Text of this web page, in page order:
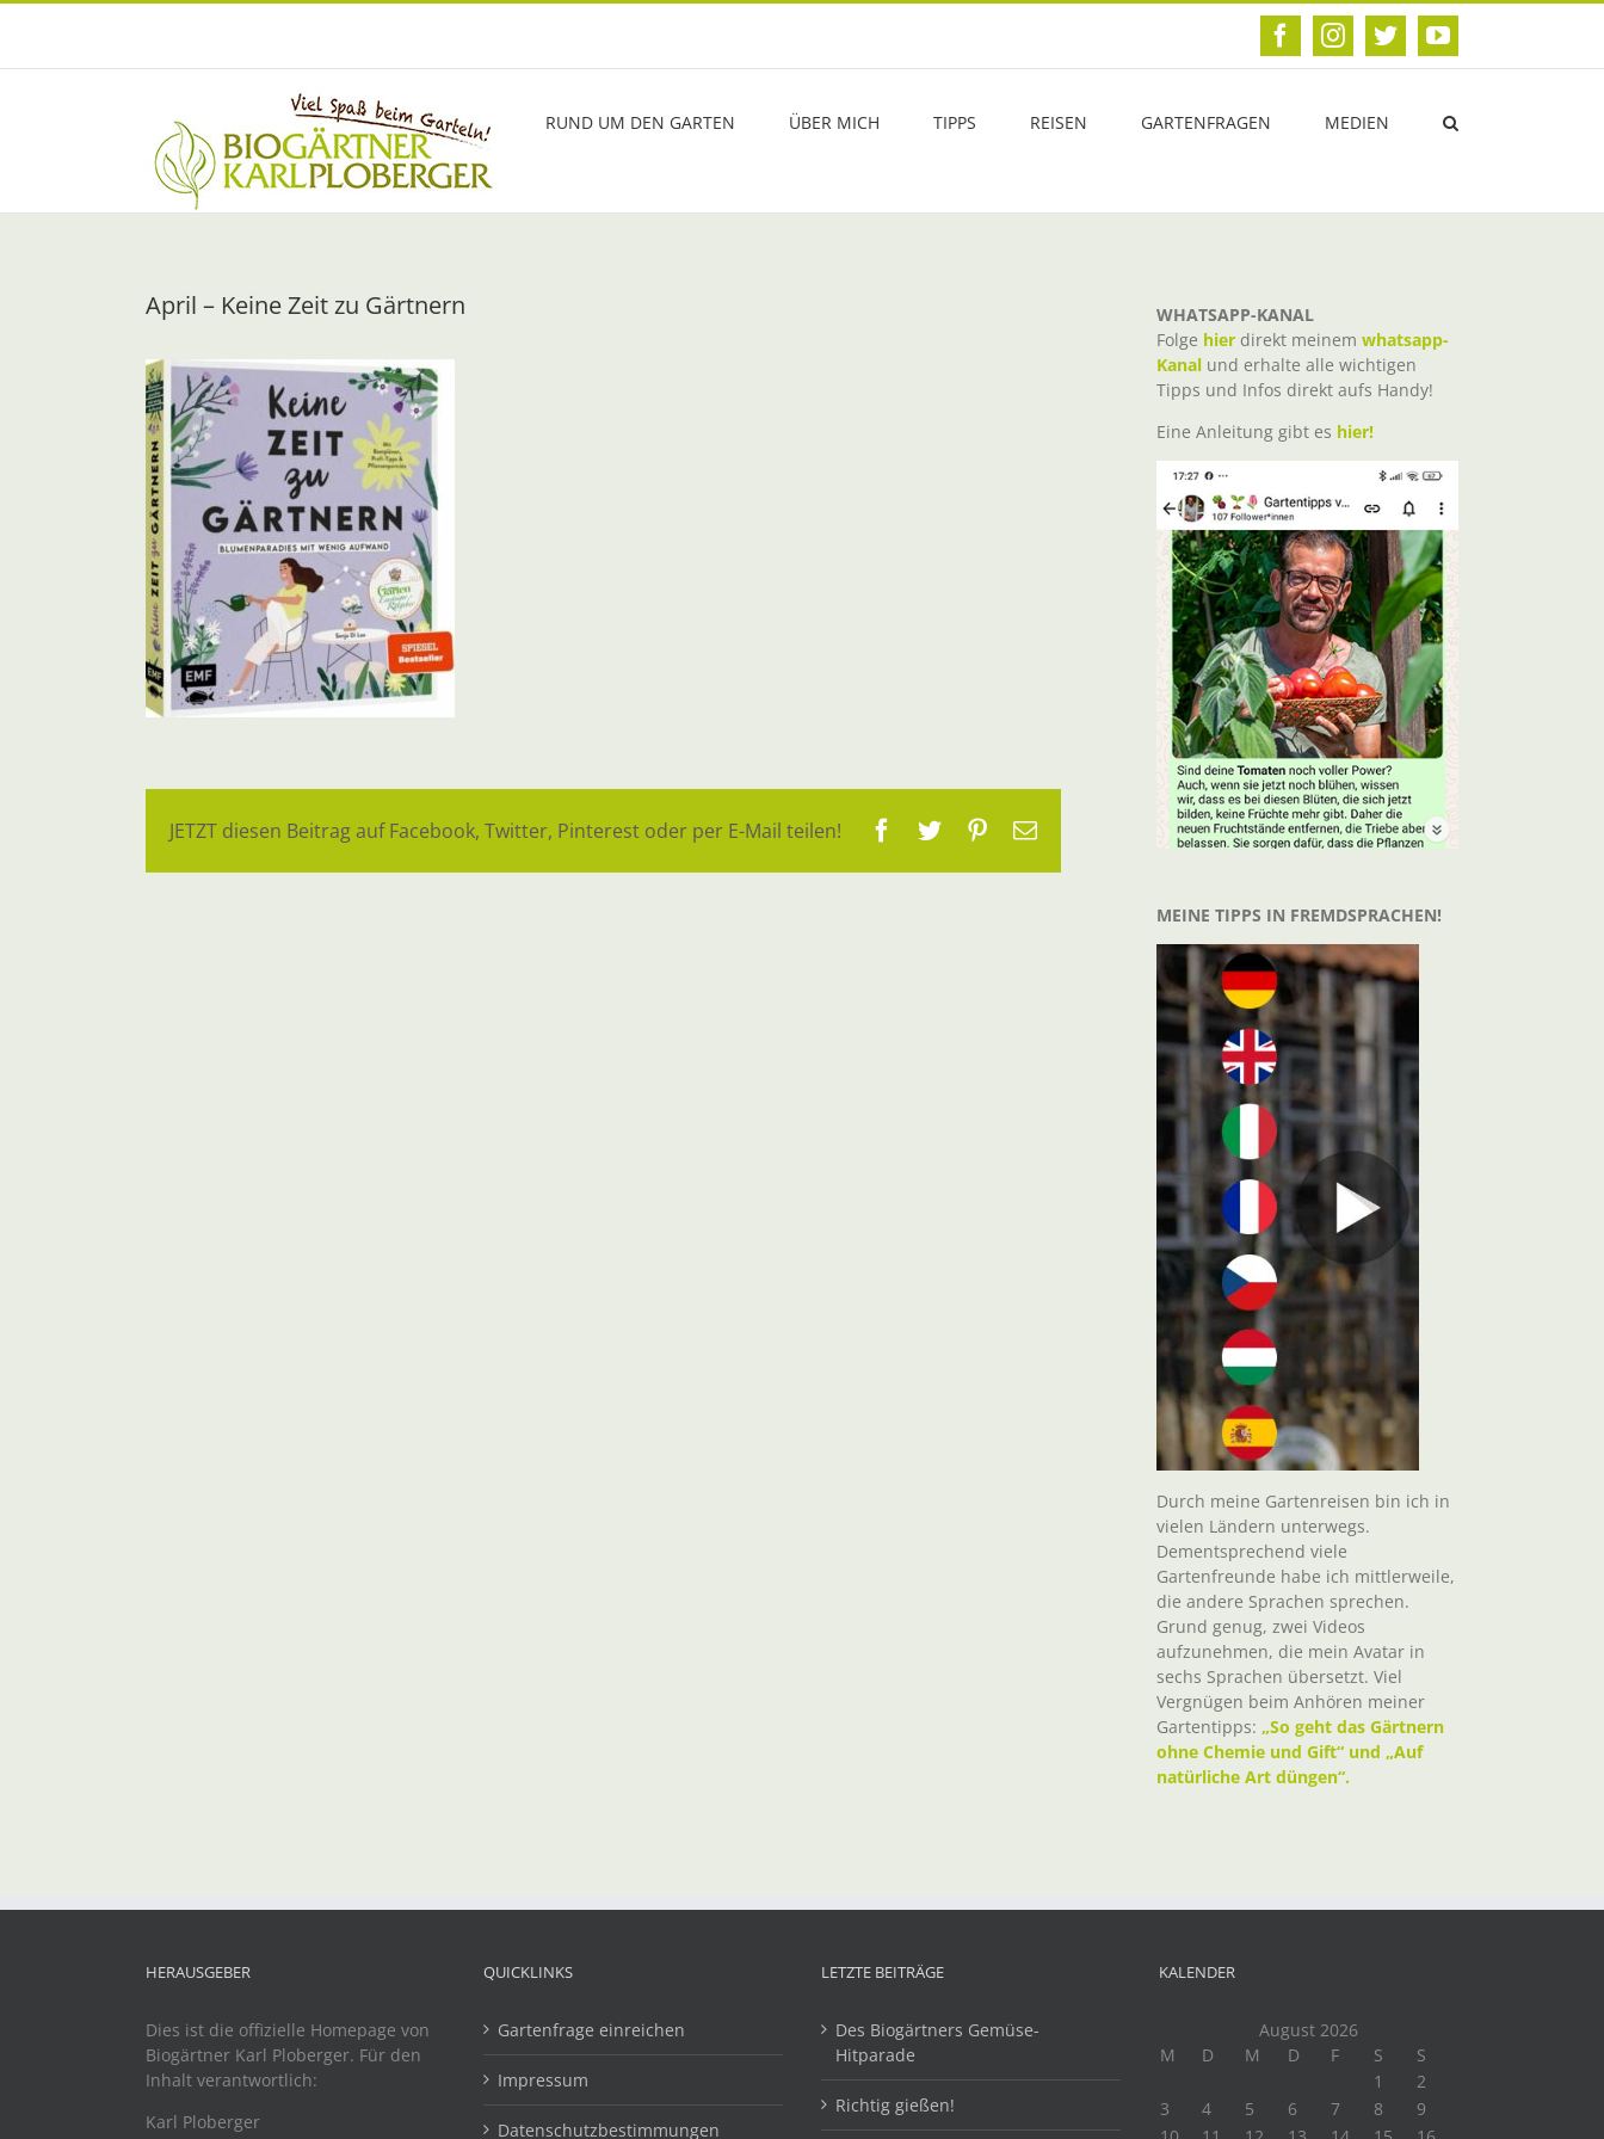
Zum
FacebookInstagram
TwitterYouTube
RUND UM DEN GARTEN ÜBER MICH TIPPS REISEN GARTENFRAGEN MEDIEN
April – Keine Zeit zu Gärtnern
JETZT diesen Beitrag auf Facebook, Twitter, Pinterest oder per E-Mail teilen! Facebook
TwitterPinterest
E-
WHATSAPP-KANAL
Folge hier direkt meinem whatsapp-
Kanal und erhalte alle wichtigen
Tipps und Infos direkt aufs Handy!
Eine Anleitung gibt es hier!
MEINE TIPPS IN FREMDSPRACHEN!
Durch meine Gartenreisen bin ich in
vielen Ländern unterwegs.
Dementsprechend viele
Gartenfreunde habe ich mittlerweile,
die andere Sprachen sprechen.
Grund genug, zwei Videos
aufzunehmen, die mein Avatar in
sechs Sprachen übersetzt. Viel
Vergnügen beim Anhören meiner
Gartentipps: „So geht das Gärtnern
ohne Chemie und Gift“ und „Auf
natürliche Art düngen“.
HERAUSGEBER
Dies ist die offizielle Homepage von
Biogärtner Karl Ploberger. Für den
Inhalt verantwortlich:
Karl Ploberger
QUICKLINKS
Gartenfrage einreichen
Impressum
Datenschutzbestimmungen
LETZTE BEITRÄGE
Des Biogärtners Gemüse-
Hitparade
Richtig gießen!
KALENDER
August 2026
M
D M D F S
S
1
2
3
4 5 6 7 8
9